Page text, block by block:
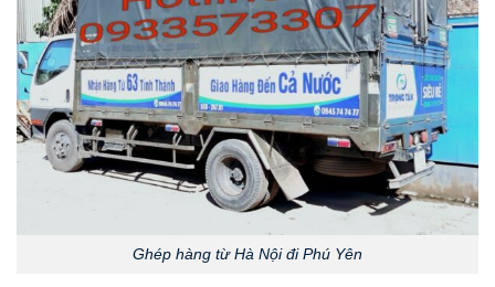
Ghép hàng từ Hà Nội đi Phú Yên